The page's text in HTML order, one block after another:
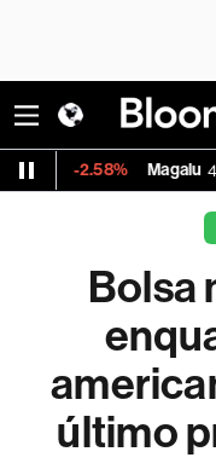
Magalu 4.40 -
Bolsa
último